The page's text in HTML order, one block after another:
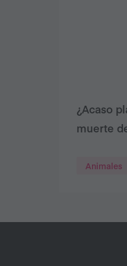
¿Acaso
muerte
Animales